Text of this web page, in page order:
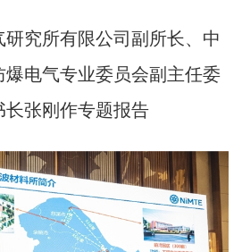
究所有限公司副所长、中
爆电气专业委员会副主任委
长张刚作专题报告